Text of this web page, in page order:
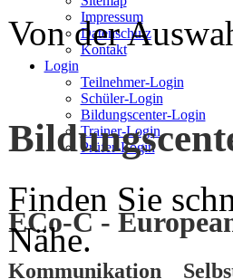
Impressum
Datenschutz
Kontakt
Login
Teilnehmer-Login
Schüler-Login
Bildungscenter-Login
Trainer-Login
Prüfer-Login
ECo-C -
Kommunikation
Von der
Finden Sie
Nähe.